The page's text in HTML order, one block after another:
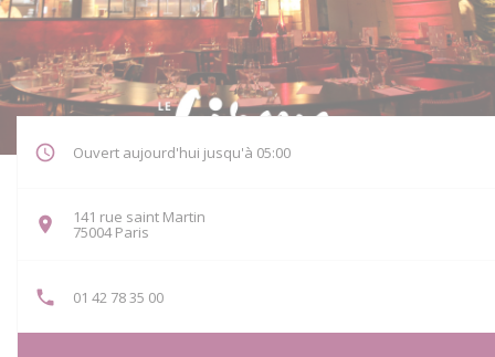
Ouvert aujourd'hui jusqu'à 05:00
141 rue saint Martin
75004 Paris
01 42 78 35 00